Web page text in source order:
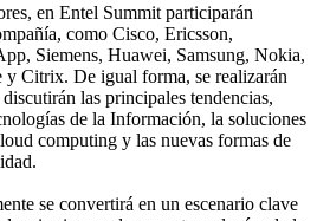
en Entel Summit participarán
como Cisco, Ericsson,
Siemens, Huawei, Samsung, Nokia,
Citrix. De igual forma, se realizarán
las principales tendencias,
de la Información, la soluciones
computing y las nuevas formas de
se convertirá en un escenario clave